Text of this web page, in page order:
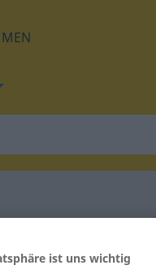
"persiflieren"
ist uns wichtig